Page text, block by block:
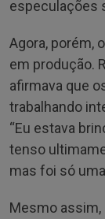
especulações
Agora, porém,
em produção.
afirmava que
trabalhando
“Eu estava
tenso
mas foi só
Mesmo assim,